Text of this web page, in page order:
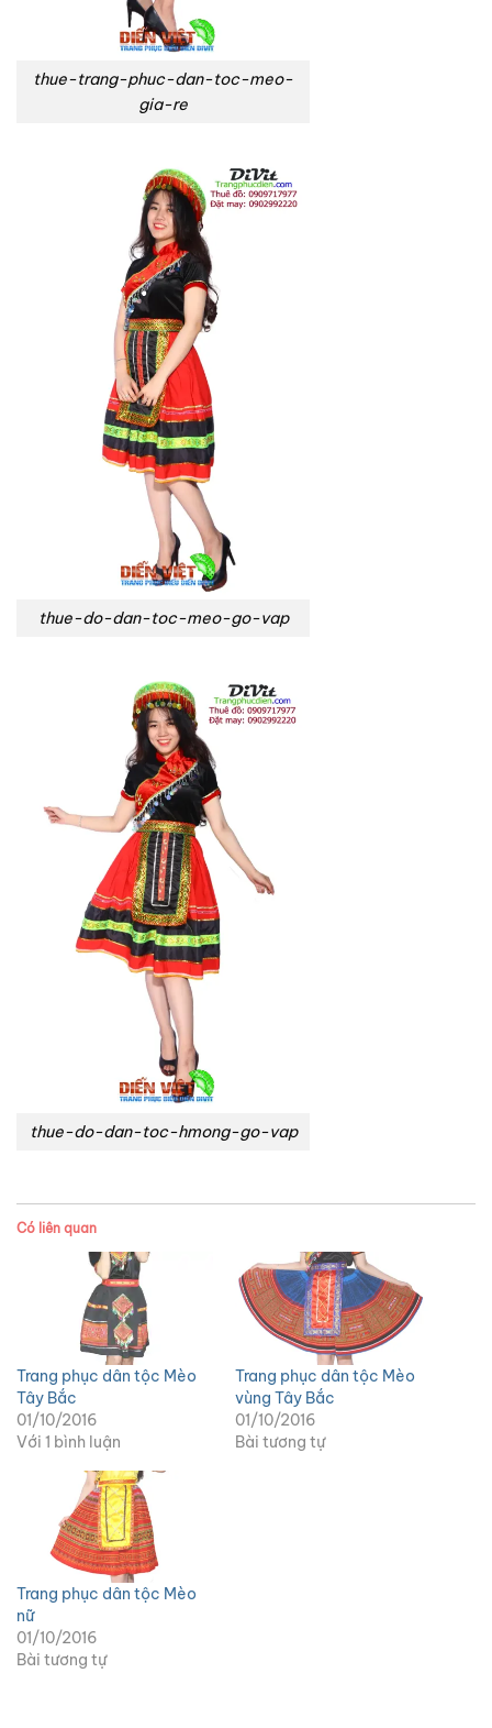
thue-trang-phuc-dan-toc-meo-
gia-re
thue-do-dan-toc-meo-go-vap
thue-do-dan-toc-hmong-go-vap
Có liên quan
Trang phục dân tộc Mèo
Tây Bắc
01/10/2016
Với 1 bình luận
Trang phục dân tộc Mèo
vùng Tây Bắc
01/10/2016
Bài tương tự
Trang phục dân tộc Mèo
nữ
01/10/2016
Bài tương tự